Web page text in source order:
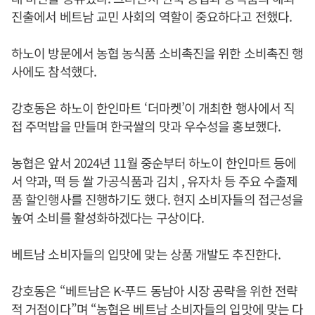
진출에서 베트남 교민 사회의 역할이 중요하다고 전했다.
하노이 방문에서 농협 농식품 소비촉진을 위한 소비촉진 행
사에도 참석했다.
강호동은 하노이 한인마트 ‘더마켓’이 개최한 행사에서 직
접 주먹밥을 만들며 한국쌀의 맛과 우수성을 홍보했다.
농협은 앞서 2024년 11월 중순부터 하노이 한인마트 등에
서 약과, 떡 등 쌀 가공식품과 김치 , 유자차 등 주요 수출제
품 할인행사를 진행하기도 했다. 현지 소비자들의 접근성을
높여 소비를 활성화하겠다는 구상이다.
베트남 소비자들의 입맛에 맞는 상품 개발도 추진한다.
강호동은 “베트남은 K-푸드 동남아 시장 공략을 위한 전략
적 거점이다”며 “농협은 베트남 소비자들의 입맛에 맞는 다